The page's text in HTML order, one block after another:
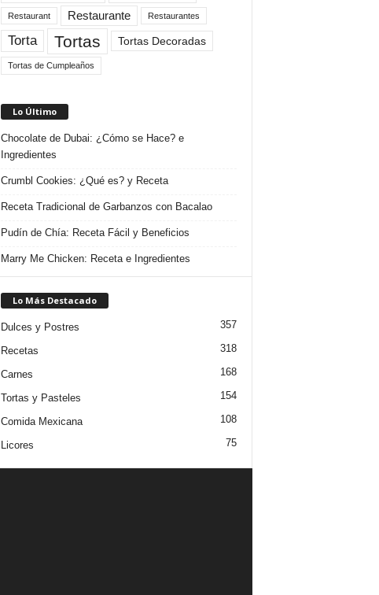
Restaurant Restaurante Restaurantes
Torta Tortas Tortas Decoradas
Tortas de Cumpleaños
Lo Último
Chocolate de Dubai: ¿Cómo se Hace? e
Ingredientes
Crumbl Cookies: ¿Qué es? y Receta
Receta Tradicional de Garbanzos con Bacalao
Pudín de Chía: Receta Fácil y Beneficios
Marry Me Chicken: Receta e Ingredientes
Lo Más Destacado
Dulces y Postres 357
Recetas 318
Carnes 168
Tortas y Pasteles 154
Comida Mexicana 108
Licores 75